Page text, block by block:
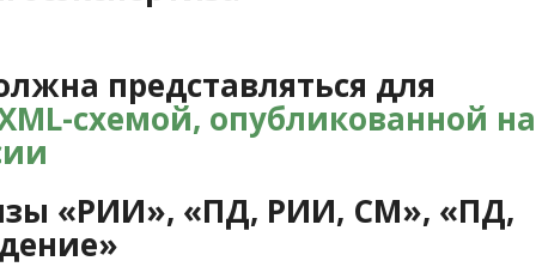
представляться для
схемой, опубликованной на
«РИИ», «ПД, РИИ, СМ», «ПД,